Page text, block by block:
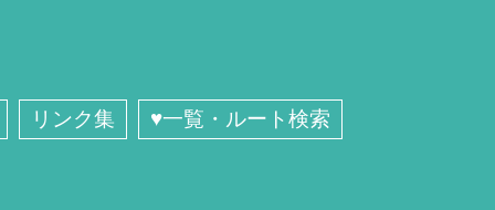
リンク集 ♥一覧・ルート検索